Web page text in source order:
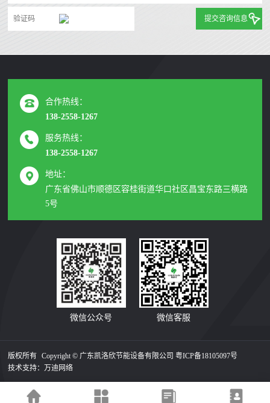
提交咨询信息
合作热线：
138-2558-1267
服务热线：
138-2558-1267
地址：
广东省佛山市顺德区容桂街道华口社区昌宝东路三横路
5号
微信公众号 微信客服
版权所有 Copyright © 广东凯洛欣节能设备有限公司粤ICP备18105097号
技术支持：万迪网络